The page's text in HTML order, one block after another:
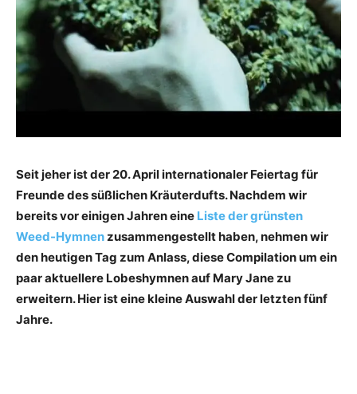
Seit jeher ist der 20. April internationaler Feiertag für
Freunde des süßlichen Kräuterdufts. Nachdem wir
bereits vor einigen Jahren eine Liste der grünsten
Weed-Hymnenzusammengestellt haben, nehmen wir
den heutigen Tag zum Anlass, diese Compilation um ein
paar aktuellere Lobeshymnen auf Mary Jane zu
erweitern. Hier ist eine kleine Auswahl der letzten fünf
Jahre.